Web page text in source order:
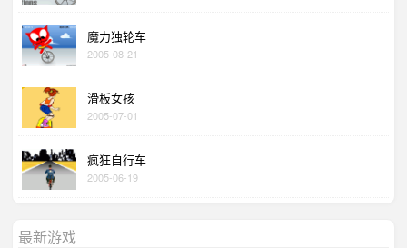
魔力独轮车
2005-08-21
滑板女孩
2005-07-01
疯狂自行车
2005-06-19
最新游戏